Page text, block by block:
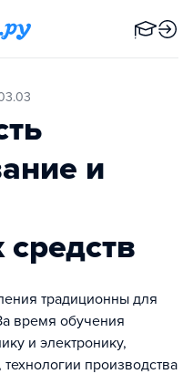
и
традиционны для
время обучения
и электронику,
производства